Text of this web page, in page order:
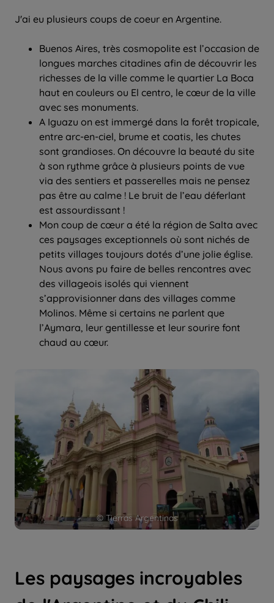
© Tierras Argentinas
J'ai eu plusieurs coups de coeur en Argentine.
Buenos Aires, très cosmopolite est l’occasion de
longues marches citadines afin de découvrir les
richesses de la ville comme le quartier La Boca
haut en couleurs ou El centro, le cœur de la ville
avec ses monuments.
A Iguazu on est immergé dans la forêt tropicale,
entre arc-en-ciel, brume et coatis, les chutes
sont grandioses. On découvre la beauté du site
à son rythme grâce à plusieurs points de vue
via des sentiers et passerelles mais ne pensez
pas être au calme ! Le bruit de l’eau déferlant
est assourdissant !
Mon coup de cœur a été la région de Salta avec
ces paysages exceptionnels où sont nichés de
petits villages toujours dotés d’une jolie église.
Nous avons pu faire de belles rencontres avec
des villageois isolés qui viennent
s’approvisionner dans des villages comme
Molinos. Même si certains ne parlent que
l’Aymara, leur gentillesse et leur sourire font
chaud au cœur.
Les paysages incroyables